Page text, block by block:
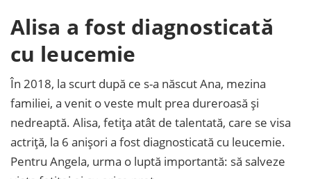
Alisa a fost diagnosticată
cu leucemie
În 2018, la scurt după ce s-a născut Ana, mezina
familiei, a venit o veste mult prea dureroasă și
nedreaptă. Alisa, fetița atât de talentată, care se visa
actriță, la 6 anișori a fost diagnosticată cu leucemie.
Pentru Angela, urma o luptă importantă: să salveze